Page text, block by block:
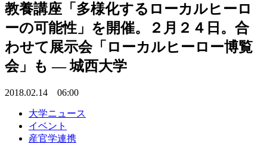
教養講座「多様化するローカルヒーロ
ーの可能性」を開催。２月２４日。合
わせて展示会「ローカルヒーロー博覧
会」も — 城西大学
2018.02.14 06:00
大学ニュース
イベント
産官学連携